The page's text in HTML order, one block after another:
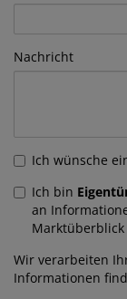
Nachricht
Ich wünsche
Ich bin
an
Wir verarbeiten
Informationen